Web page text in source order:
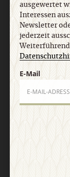
ausgewertet
Interessen
Newsletter
jederzeit
E-Mail